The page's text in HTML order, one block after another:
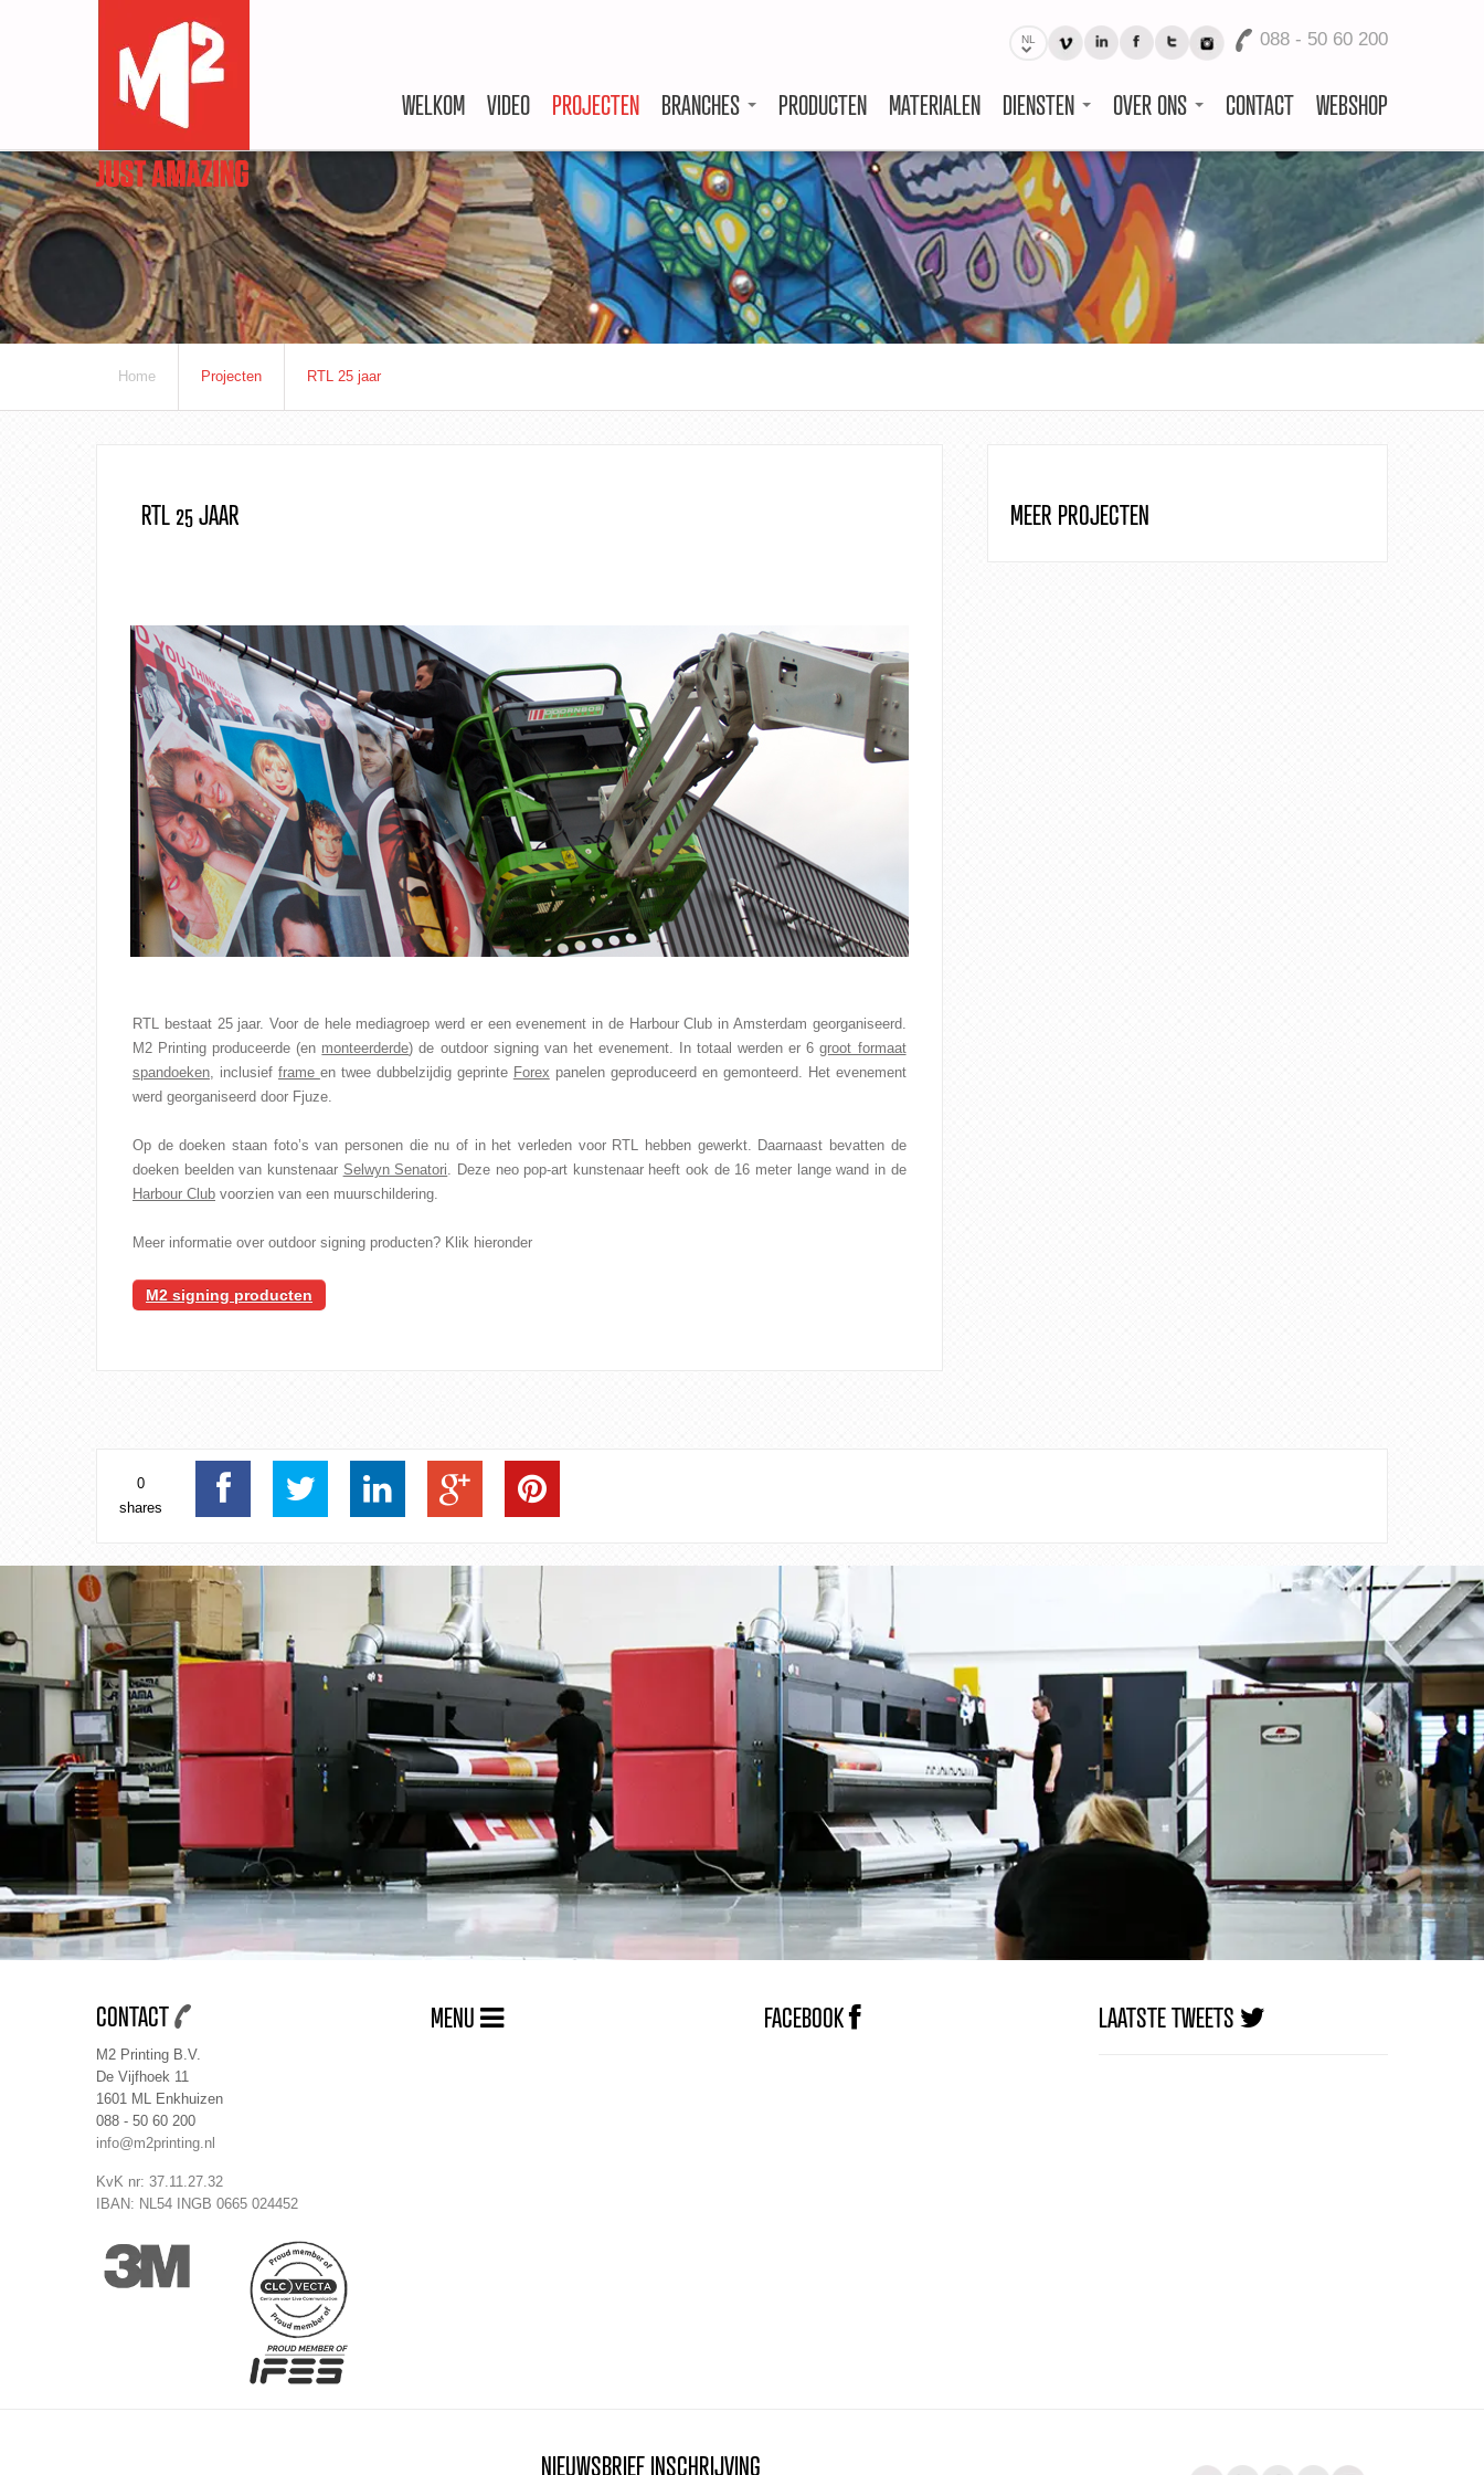
NL 088 - 50 60 200
WELKOM VIDEO PROJECTEN BRANCHES PRODUCTEN MATERIALEN DIENSTEN OVER ONS CONTACT WEBSHOP
Home Projecten RTL 25 jaar
RTL 25 JAAR
RTL bestaat 25 jaar. Voor de hele mediagroep werd er een evenement in de Harbour Club in Amsterdam georganiseerd.
M2 Printing produceerde (en monteerderde) de outdoor signing van het evenement. In totaal werden er 6groot formaat
spandoeken, inclusief frame en twee dubbelzijdig geprinte Forex panelen geproduceerd en gemonteerd. Het evenement
werd georganiseerd door Fjuze.
Op de doeken staan foto’s van personen die nu of in het verleden voor RTL hebben gewerkt. Daarnaast bevatten de
doeken beelden van kunstenaar Selwyn Senatori. Deze neo pop-art kunstenaar heeft ook de 16 meter lange wand in de
Harbour Club voorzien van een muurschildering.
Meer informatie over outdoor signing producten? Klik hieronder
M2 signing producten
MEER PROJECTEN
0
shares
CONTACT
M2 Printing B.V.
De Vijfhoek 11
1601 ML Enkhuizen
088 - 50 60 200
info@m2printing.nl
KvK nr: 37.11.27.32
IBAN: NL54 INGB 0665 024452
MENU FACEBOOK LAATSTE TWEETS
NIEUWSBRIEF INSCHRIJVING